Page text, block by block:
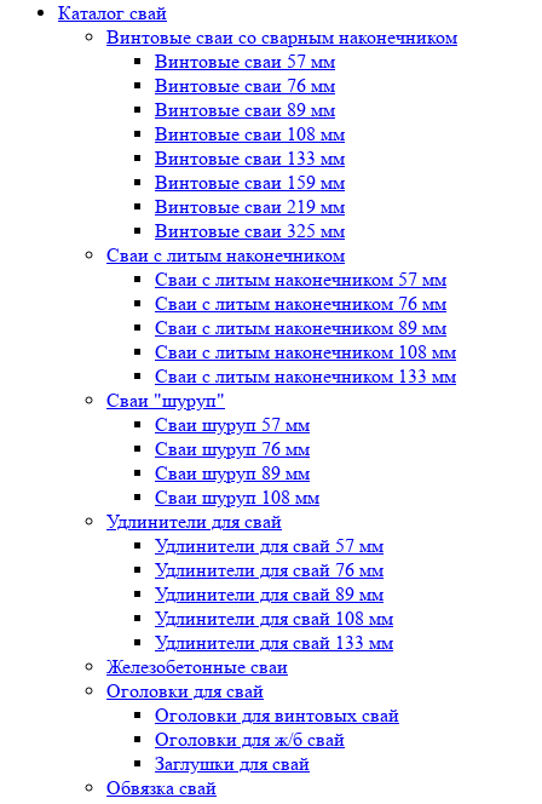
Каталог свай
Винтовые сваи со сварным наконечником
Винтовые сваи 57 мм
Винтовые сваи 76 мм
Винтовые сваи 89 мм
Винтовые сваи 108 мм
Винтовые сваи 133 мм
Винтовые сваи 159 мм
Винтовые сваи 219 мм
Винтовые сваи 325 мм
Сваи с литым наконечником
Сваи с литым наконечником 57 мм
Сваи с литым наконечником 76 мм
Сваи с литым наконечником 89 мм
Сваи с литым наконечником 108 мм
Сваи с литым наконечником 133 мм
Сваи "шуруп"
Сваи шуруп 57 мм
Сваи шуруп 76 мм
Сваи шуруп 89 мм
Сваи шуруп 108 мм
Удлинители для свай
Удлинители для свай 57 мм
Удлинители для свай 76 мм
Удлинители для свай 89 мм
Удлинители для свай 108 мм
Удлинители для свай 133 мм
Железобетонные сваи
Оголовки для свай
Оголовки для винтовых свай
Оголовки для ж/б свай
Заглушки для свай
Обвязка свай